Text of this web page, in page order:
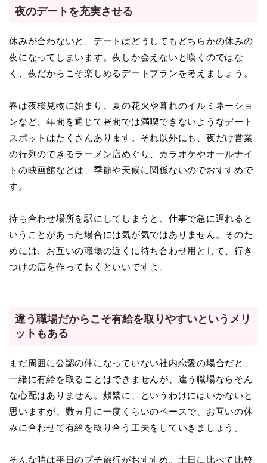
夜のデートを充実させる
休みが合わないと、デートはどうしてもどちらかの休みの
夜になってしまいます。夜しか会えないと嘆くのではな
く、夜だからこそ楽しめるデートプランを考えましょう。
春は夜桜見物に始まり、夏の花火や暮れのイルミネーショ
ンなど、年間を通じて昼間では満喫できないようなデート
スポットはたくさんあります。それ以外にも、夜だけ営業
の行列のできるラーメン店めぐり、カラオケやオールナイ
トの映画館などは、季節や天候に関係ないのでおすすめで
す。
待ち合わせ場所を駅にしてしまうと、仕事で急に遅れると
いうことがあった場合には気が気ではありません。そのた
めには、お互いの職場の近くに待ち合わせ用として、行き
つけの店を作っておくといいですよ。
違う職場だからこそ有給を取りやすいというメリ
ットもある
まだ周囲に公認の仲になっていない社内恋愛の場合だと、
一緒に有給を取ることはできませんが、違う職場ならそん
な心配はありません。頻繁に、というわけにはいかないと
思いますが、数ヵ月に一度くらいのペースで、お互いの休
みに合わせて有給を取り合う工夫をしていきましょう。
そんな時は平日のプチ旅行がおすすめ。土日に比べて比較